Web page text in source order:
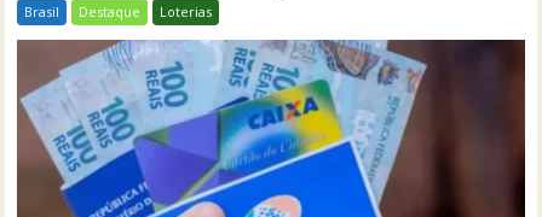
Brasil Destaque Loterias